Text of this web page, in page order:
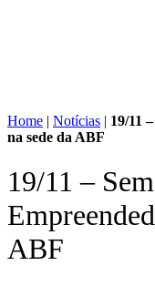
Home | Notícias | 19/11
na sede da ABF
19/11 –
ABF